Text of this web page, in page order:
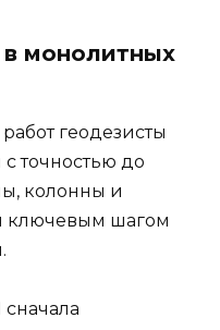
в монолитных
геодезисты
точностью до
колонны и
ключевым шагом